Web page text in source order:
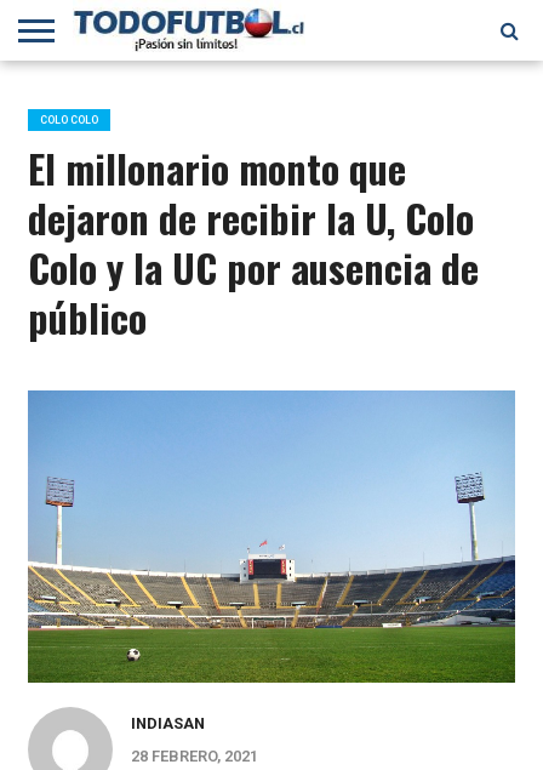
PRIMERA
B
SELECCIÓN
CHILENA
CHILENOS
EN EL
MUNDO
FÚTBOL
INTERNACIONAL
COLO COLO
El millonario monto que
dejaron de recibir la U, Colo
Colo y la UC por ausencia de
público
INDIASAN
28 FEBRERO, 2021